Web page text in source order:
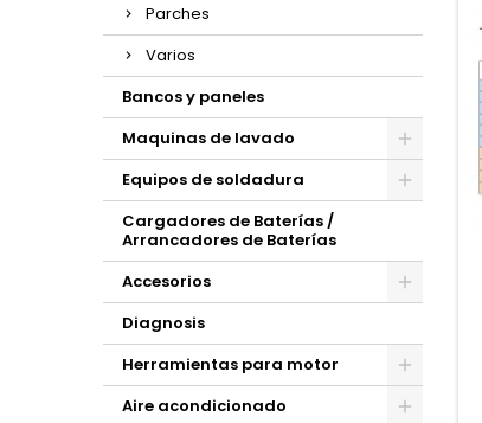
Parches
Varios
Bancos y paneles
Maquinas de lavado
Equipos de soldadura
Cargadores de Baterías /
Arrancadores de Baterías
Accesorios
Diagnosis
Herramientas para motor
Aire acondicionado